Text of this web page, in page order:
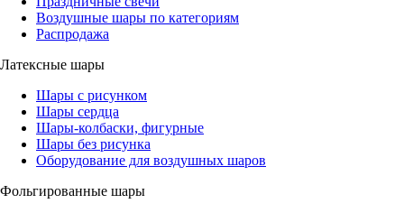
Воздушные шары по категориям
Распродажа
Латексные шары
Шары с рисунком
Шары сердца
Шары-колбаски, фигурные
Шары без рисунка
Оборудование для воздушных шаров
Фольгированные шары